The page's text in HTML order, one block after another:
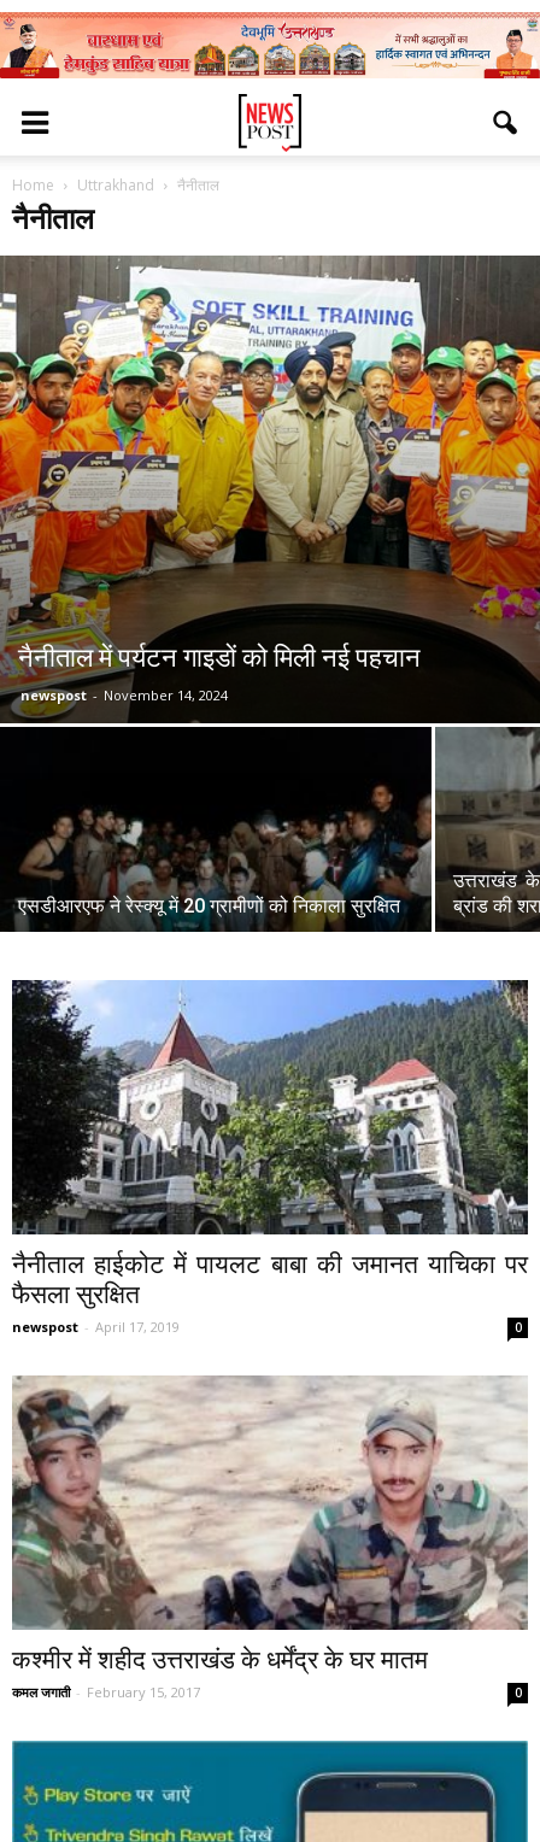
Home Uttrakhand नैनीताल
नैनीताल
नैनीताल में पर्यटन गाइडों को मिली नई पहचान
newspost - November 14, 2024
एसडीआरएफ ने रेस्क्यू में 20 ग्रामीणों को निकाला सुरक्षित
उत्तराखंड के
ब्रांड की
नैनीताल हाईकोट में पायलट बाबा की जमानत याचिका पर
फैसला सुरक्षित
newspost - April 17, 2019 0
कश्मीर में शहीद उत्तराखंड के धर्मेंद्र के घर मातम
कमल जगाती - February 15, 2017 0